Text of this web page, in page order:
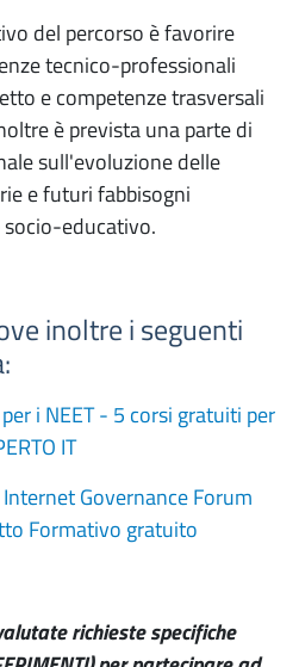
del percorso è favorire
tecnico-professionali
e competenze trasversali
è prevista una parte di
sull'evoluzione delle
e futuri fabbisogni
educativo.
inoltre i seguenti
i NEET - 5 corsi gratuiti per
IT
Internet Governance Forum
Formativo gratuito
richieste specifiche